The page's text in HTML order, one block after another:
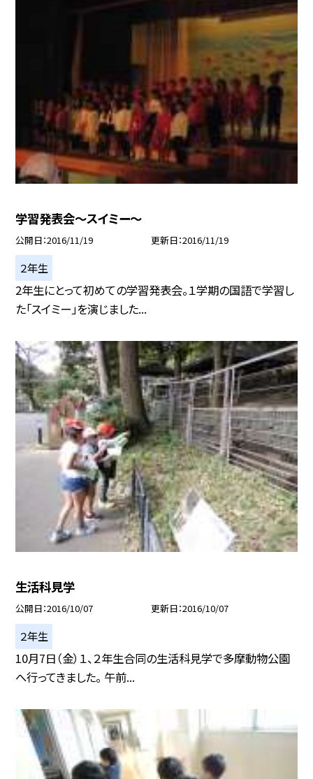
学習発表会〜スイミー〜
公開日 2016/11/19 更新日 2016/11/19
２年生
2年生にとって初めての学習発表会。１学期の国語で学習し
た「スイミー」を演じました...
生活科見学
公開日 2016/10/07 更新日 2016/10/07
２年生
10月7日（金）１、２年生合同の生活科見学で多摩動物公園
へ行ってきました。 午前...